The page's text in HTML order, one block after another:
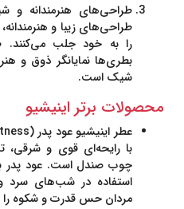
طراحی‌های هنرمندانه و
طراحی‌های زیبا و
را به خود جلب می‌کنند.
بطری‌ها نمایانگر ذوق و
شیک است.
محصولات برتر اینیشیو
عطر اینیشیو عود پدر (Initio Oud for Greatness)
با رایحه‌ای قوی و شرقی،
چوب صندل است.عود پدر
استفاده در شب‌های
مردان حس قدرت و شکوه را